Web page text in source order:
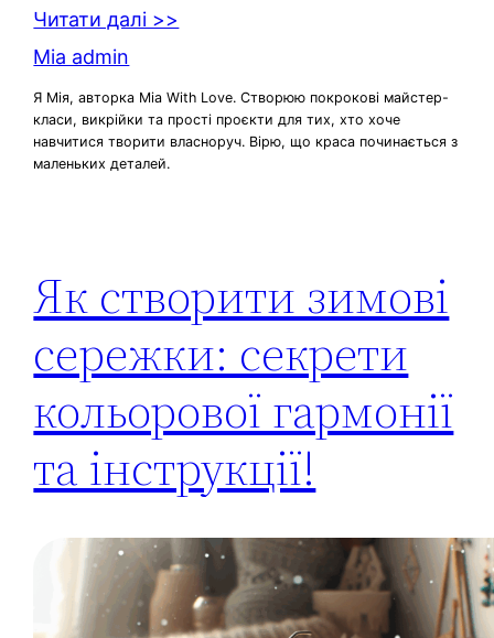
Читати далі >>
Mia admin
Я Мія, авторка Mia With Love. Створюю покрокові майстер-
класи, викрійки та прості проєкти для тих, хто хоче
навчитися творити власноруч. Вірю, що краса починається з
маленьких деталей.
Як створити зимові
сережки: секрети
кольорової гармонії
та інструкції!